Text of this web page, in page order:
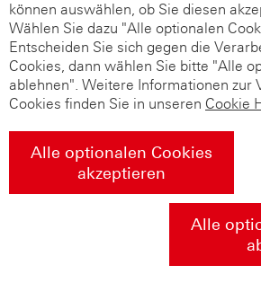
können auswählen, ob Sie diesen
Wählen Sie dazu "Alle optionalen
Entscheiden Sie sich gegen die
Cookies, dann wählen Sie bitte "Alle
ablehnen". Weitere Informationen zur
Cookies finden Sie in unseren Cookie
Alle optionalen Cookies
akzeptieren
Alle